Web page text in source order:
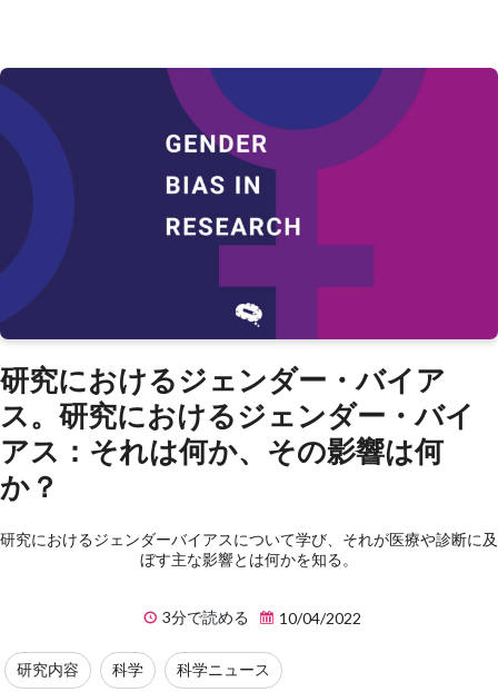
研究におけるジェンダー・バイア
ス。研究におけるジェンダー・バイ
アス：それは何か、その影響は何
か？
研究におけるジェンダーバイアスについて学び、それが医療や診断に及
ぼす主な影響とは何かを知る。
3分で読める 10/04/2022
研究内容 科学 科学ニュース